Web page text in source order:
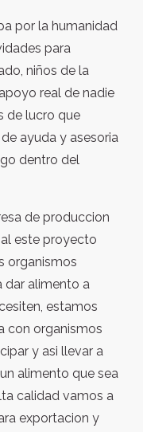
por la humanidad
para
niños de la
real de nadie
de lucro que
ayuda y asesoria
dentro del
de produccion
este proyecto
organismos
dar alimento a
estamos
con organismos
y asi llevar a
alimento que sea
calidad vamos a
exportacion y